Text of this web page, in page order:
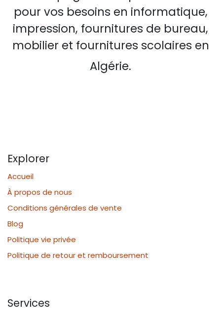
pour vos besoins en informatique,
impression, fournitures de bureau,
mobilier et fournitures scolaires en
Algérie.
Explorer
Accueil
À propos de nous
Conditions générales de vente
Blog
Politique vie privée
Politique de retour et remboursement
Services